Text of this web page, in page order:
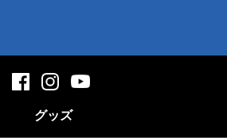
グッズ